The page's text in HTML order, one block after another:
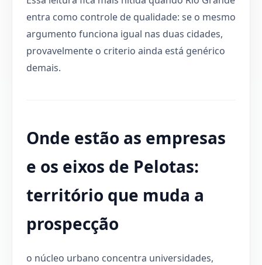
entra como controle de qualidade: se o mesmo
argumento funciona igual nas duas cidades,
provavelmente o criterio ainda está genérico
demais.
Onde estão as empresas
e os eixos de Pelotas:
território que muda a
prospecção
o núcleo urbano concentra universidades,